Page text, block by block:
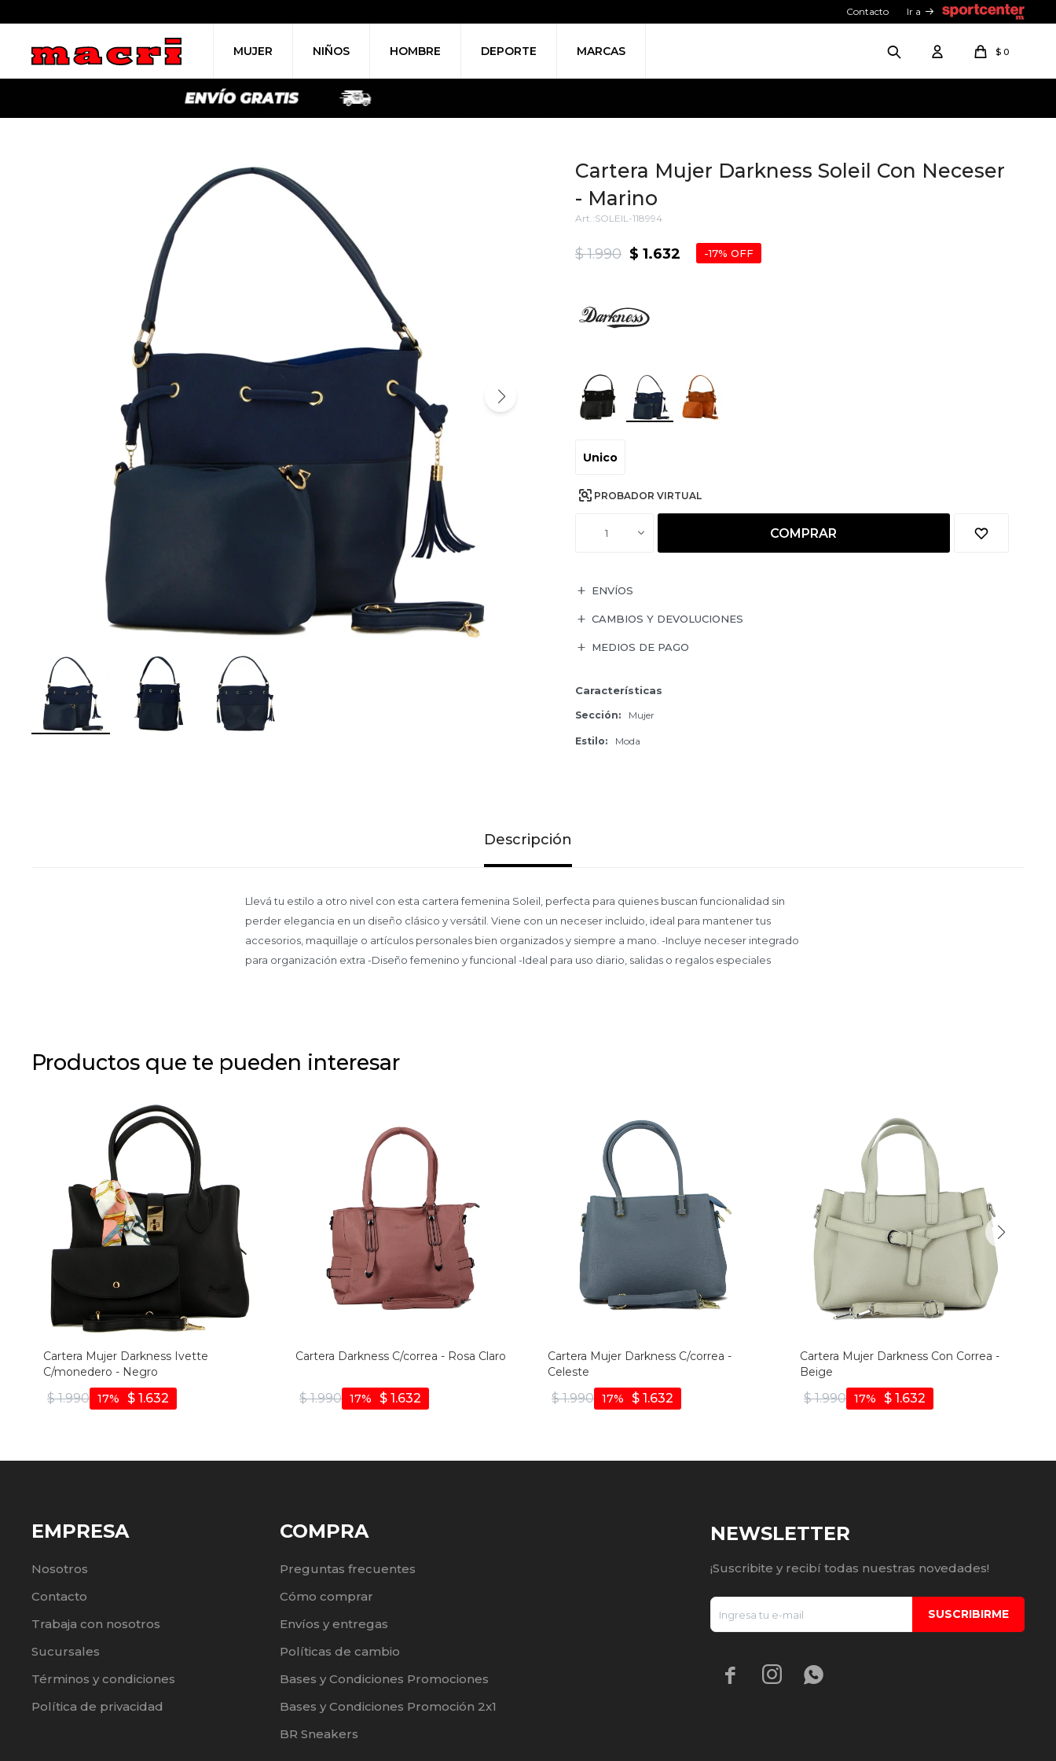
MUJER NIÑOS HOMBRE DEPORTE MARCAS $ 0
Contacto Ir a
Cartera Mujer Darkness Soleil Con Neceser
- Marino
SOLEIL-118994
$ 1.632
$ 1.990 17
Unico
PROBADOR VIRTUAL
1 COMPRAR
ENVÍOS
CAMBIOS Y DEVOLUCIONES
MEDIOS DE PAGO
Características
Sección Mujer
Estilo Moda
Descripción
Llevá tu estilo a otro nivel con esta cartera femenina Soleil, perfecta para quienes buscan funcionalidad sin
perder elegancia en un diseño clásico y versátil. Viene con un neceser incluido, ideal para mantener tus
accesorios, maquillaje o artículos personales bien organizados y siempre a mano. -Incluye neceser integrado
para organización extra -Diseño femenino y funcional -Ideal para uso diario, salidas o regalos especiales
Productos que te pueden interesar
Cartera Mujer Darkness Ivette
C/monedero - Negro
$ 1.990 $ 1.632
17
Cartera Darkness C/correa - Rosa Claro
$ 1.990 $ 1.632
17
Cartera Mujer Darkness C/correa -
Celeste
$ 1.990 $ 1.632
17
Cartera Mujer Darkness Con Correa -
Beige
$ 1.990 $ 1.632
17
EMPRESA
Nosotros
Contacto
Trabaja con nosotros
Sucursales
Términos y condiciones
Política de privacidad
COMPRA
Preguntas frecuentes
Cómo comprar
Envíos y entregas
Políticas de cambio
Bases y Condiciones Promociones
Bases y Condiciones Promoción 2x1
BR Sneakers
NEWSLETTER
¡Suscribite y recibí todas nuestras novedades!
SUSCRIBIRME
  